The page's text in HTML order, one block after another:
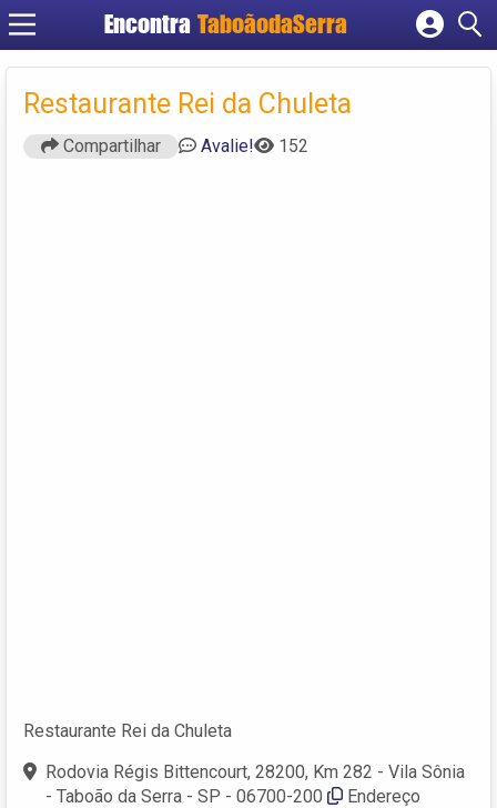
Encontra TaboãodaSerra
Cadastrar empresa
Criar conta
Restaurante Rei da Chuleta
Compartilhar Avalie! 152
Restaurante Rei da Chuleta
Rodovia Régis Bittencourt, 28200, Km 282 - Vila Sônia
- Taboão da Serra - SP - 06700-200
Endereço